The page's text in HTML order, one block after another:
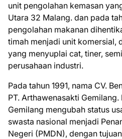
unit pengolahan kemasan
Utara 32 Malang. dan pada
pengolahan makanan
timah menjadi unit komersial,
yang menyuplai cat, tiner,
perusahaan industri.
Pada tahun 1991, nama CV.
PT. Arthawenasakti
Gemilang mengubah status
swasta nasional menjadi
Negeri (PMDN), dengan